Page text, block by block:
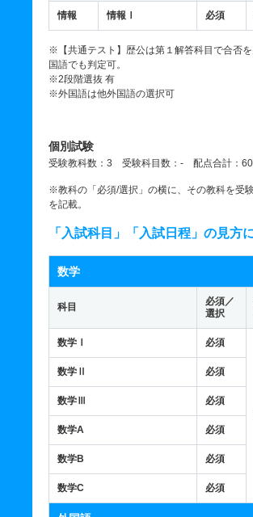
情報 情報Ⅰ 必須
※【共通テスト】歴公は第１解答科目で合否
国語でも判定可。
※2段階選抜 有
※外国語は他外国語の選択可
個別試験
受験教科数：3 受験科目数：- 配点合計：
※教科の「必須/選択」の横に、その教科を受
を記載。
「入試科目」「入試日程」の見方
数学
科目
必須／
選択
数学Ⅰ 必須
数学Ⅱ 必須
数学Ⅲ 必須
数学A 必須
数学B 必須
数学C 必須